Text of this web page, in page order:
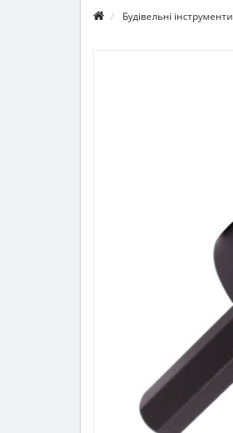
Будівельні інструменти